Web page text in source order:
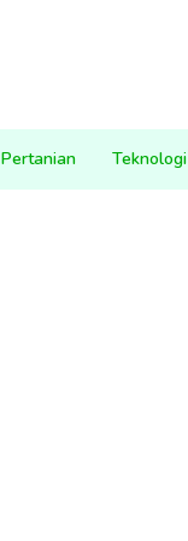
Pertanian Teknologi